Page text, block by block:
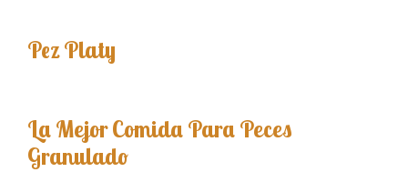
Pez Platy
La Mejor Comida Para Peces
Granulado